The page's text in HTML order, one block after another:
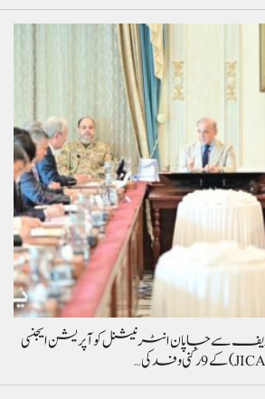
سے جاپان انٹرنیشنل کوآپریشن ایجنسی